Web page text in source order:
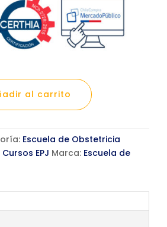
al carrito
Escuela de Obstetricia
Cursos EPJ Marca: Escuela de